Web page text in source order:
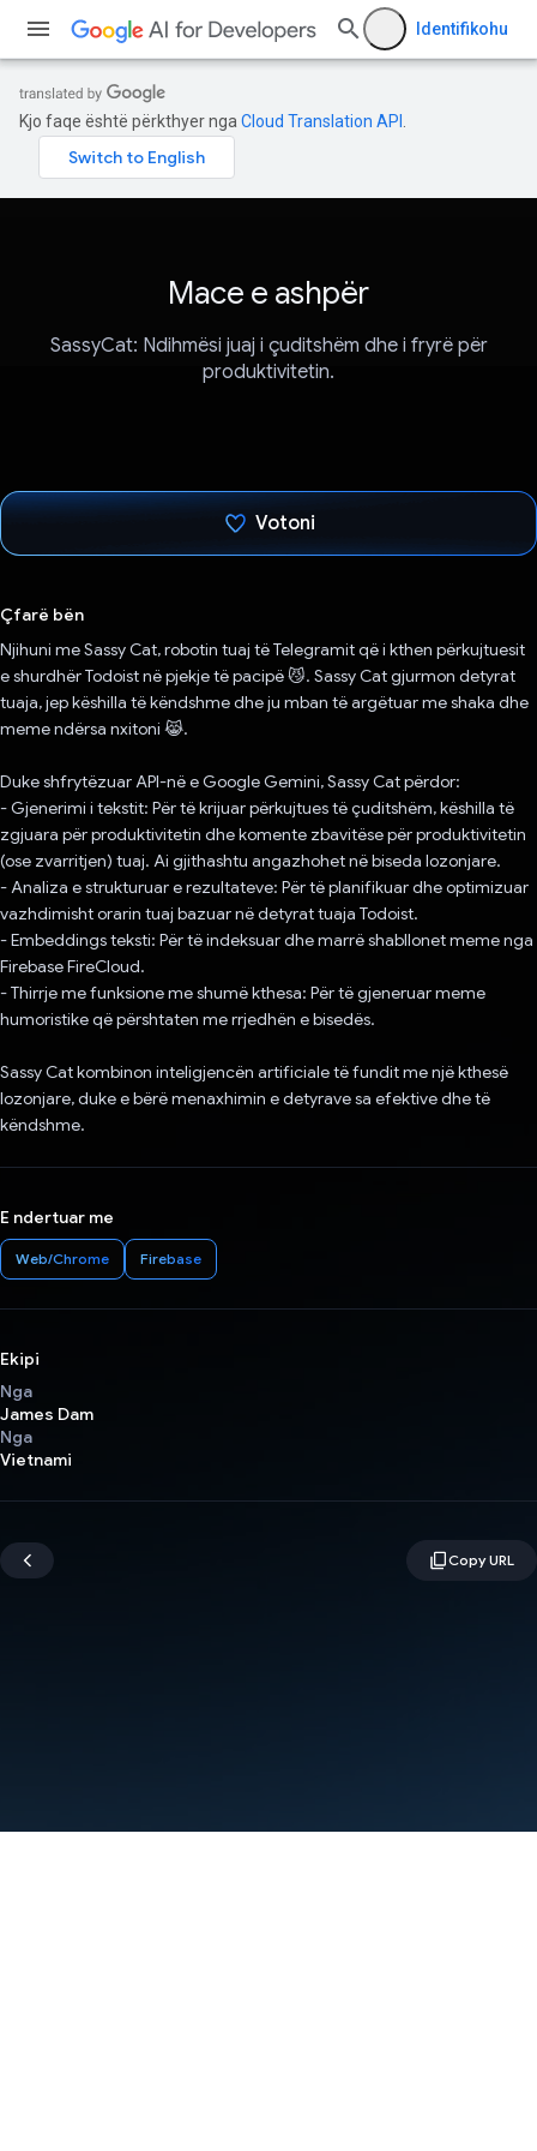
Identifikohu
Kjo faqe është përkthyer nga Cloud Translation API
Mace e ashpër
SassyCat: Ndihmësi juaj i çuditshëm dhe i fryrë për
produktivitetin.
Votoni
Çfarë bën
Njihuni me Sassy Cat, robotin tuaj të Telegramit që i kthen përkujtuesit
e shurdhër Todoist në pjekje të pacipë 😼. Sassy Cat gjurmon detyrat
tuaja, jep këshilla të këndshme dhe ju mban të argëtuar me shaka dhe
meme ndërsa nxitoni 😹.
Duke shfrytëzuar API-në e Google Gemini, Sassy Cat përdor:
- Gjenerimi i tekstit: Për të krijuar përkujtues të çuditshëm, këshilla të
zgjuara për produktivitetin dhe komente zbavitëse për produktivitetin
(ose zvarritjen) tuaj. Ai gjithashtu angazhohet në biseda lozonjare.
- Analiza e strukturuar e rezultateve: Për të planifikuar dhe optimizuar
vazhdimisht orarin tuaj bazuar në detyrat tuaja Todoist.
- Embeddings teksti: Për të indeksuar dhe marrë shabllonet meme nga
Firebase FireCloud.
- Thirrje me funksione me shumë kthesa: Për të gjeneruar meme
humoristike që përshtaten me rrjedhën e bisedës.
Sassy Cat kombinon inteligjencën artificiale të fundit me një kthesë
lozonjare, duke e bërë menaxhimin e detyrave sa efektive dhe të
këndshme.
E ndertuar me
Web/Chrome Firebase
Ekipi
Nga
James Dam
Nga
Vietnami